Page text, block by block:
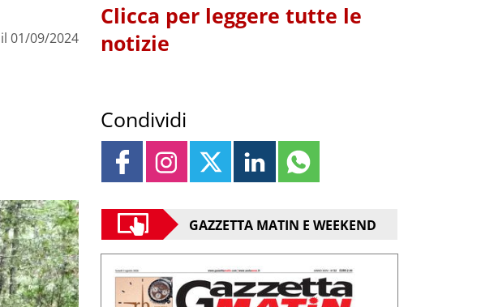
il 01/09/2024
Clicca per leggere tutte le
notizie
Condividi
GAZZETTA MATIN E WEEKEND